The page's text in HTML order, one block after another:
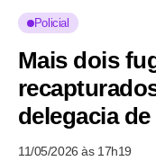
Policial
Mais dois
delegacia
11/05/2026 às 17h19